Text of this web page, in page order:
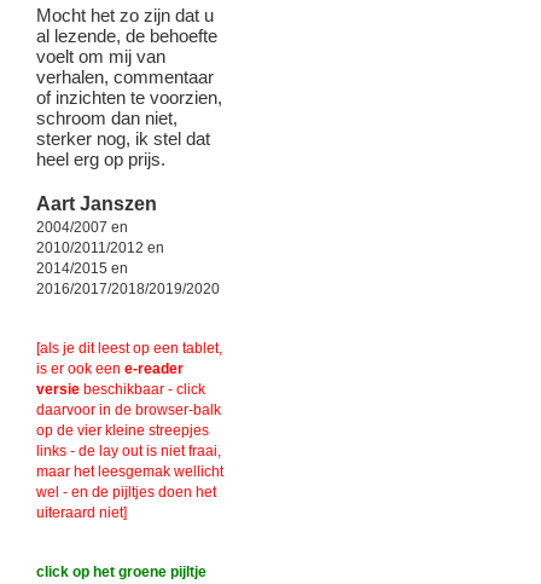
Mocht het zo zijn dat u
al lezende, de behoefte
voelt om mij van
verhalen, commentaar
of inzichten te voorzien,
schroom dan niet,
sterker nog, ik stel dat
heel erg op prijs.
Aart Janszen
2004/2007 en
2010/2011/2012 en
2014/2015 en
2016/2017/2018/2019/2020
[als je dit leest op een tablet,
is er ook een e-reader
versie beschikbaar - click
daarvoor in de browser-balk
op de vier kleine streepjes
links - de lay out is niet fraai,
maar het leesgemak wellicht
wel - en de pijltjes doen het
uiteraard niet]
click op het groene pijltje